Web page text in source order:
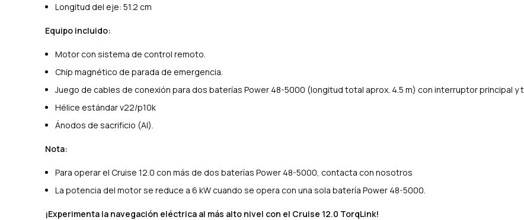
Longitud del eje: 51.2 cm
Equipo incluido:
Motor con sistema de control remoto.
Chip magnético de parada de emergencia.
Juego de cables de conexión para dos baterías Power 48-5000 (longitud total aprox. 4.5 m) con interruptor principal y
Hélice estándar v22/p10k
Ánodos de sacrificio (Al).
Nota:
Para operar el Cruise 12.0 con más de dos baterías Power 48-5000, contacta con nosotros
La potencia del motor se reduce a 6 kW cuando se opera con una sola batería Power 48-5000.
¡Experimenta la navegación eléctrica al más alto nivel con el Cruise 12.0 TorqLink!